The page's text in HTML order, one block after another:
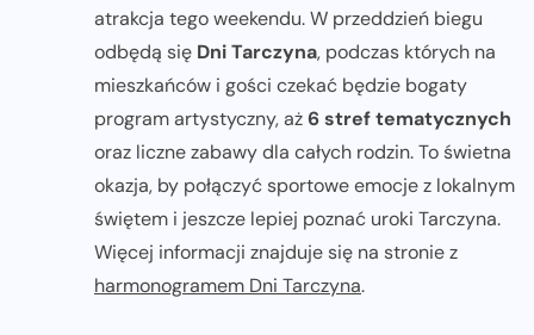
atrakcja tego weekendu. W przeddzień biegu
odbędą się Dni Tarczyna, podczas których na
mieszkańców i gości czekać będzie bogaty
program artystyczny, aż6 stref tematycznych
oraz liczne zabawy dla całych rodzin. To świetna
okazja, by połączyć sportowe emocje z lokalnym
świętem i jeszcze lepiej poznać uroki Tarczyna.
Więcej informacji znajduje się na stronie z
harmonogramem Dni Tarczyna.